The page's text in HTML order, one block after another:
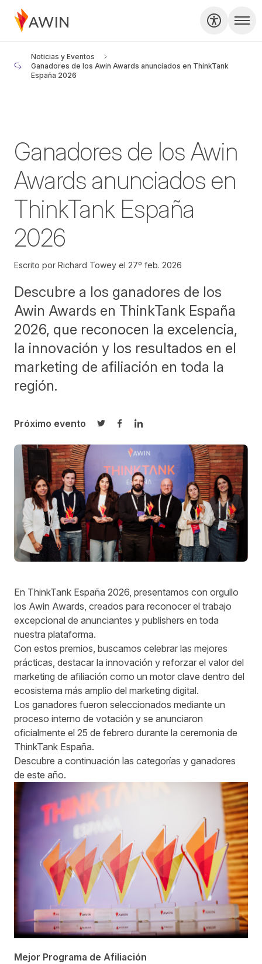
Noticias y Eventos
Ganadores de los Awin Awards anunciados en ThinkTank
España 2026
Ganadores de los Awin
Awards anunciados en
ThinkTank España
2026
Escrito por Richard Towey el 27º feb. 2026
Descubre a los ganadores de los
Awin Awards en ThinkTank España
2026, que reconocen la excelencia,
la innovación y los resultados en el
marketing de afiliación en toda la
región.
Próximo evento
Compartir en Twitter
Compartir en Facebook
Compartir en LinkedIn
En ThinkTank España 2026, presentamos con orgullo
los Awin Awards, creados para reconocer el trabajo
excepcional de anunciantes y publishers en toda
nuestra plataforma.
Con estos premios, buscamos celebrar las mejores
prácticas, destacar la innovación y reforzar el valor del
marketing de afiliación como un motor clave dentro del
ecosistema más amplio del marketing digital.
Los ganadores fueron seleccionados mediante un
proceso interno de votación y se anunciaron
oficialmente el 25 de febrero durante la ceremonia de
ThinkTank España.
Descubre a continuación las categorías y ganadores
de este año.
Mejor Programa de Afiliación